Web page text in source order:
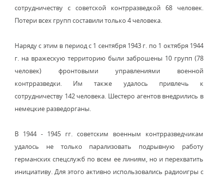
сотрудничеству с советской контрразведкой 68 человек.
Потери всех групп составили только 4 человека.
Наряду с этим в период с 1 сентября 1943 г. по 1 октября 1944
г. на вражескую территорию были заброшены 10 групп (78
человек) фронтовыми управлениями военной
контрразведки. Им также удалось привлечь к
сотрудничеству 142 человека. Шестеро агентов внедрились в
немецкие разведорганы.
В 1944 - 1945 гг. советским военным контрразведчикам
удалось не только парализовать подрывную работу
германских спецслужб по всем ее линиям, но и перехватить
инициативу. Для этого активно использовались радиоигры с